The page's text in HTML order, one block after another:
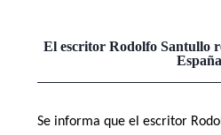
El escritor Rodolfo Santullo
España
Se informa que el escritor